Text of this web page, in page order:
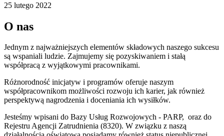
25 lutego 2022
O nas
Jednym z najważniejszych elementów składowych naszego sukcesu
są wspaniali ludzie. Zajmujemy się pozyskiwaniem i stałą
współpracą z wyjątkowymi pracownikami.
Różnorodność inicjatyw i programów oferuje naszym
współpracownikom możliwości rozwoju ich karier, jak również
perspektywą nagrodzenia i doceniania ich wysiłków.
Jesteśmy wpisani do Bazy Usług Rozwojowych - PARP, oraz do
Rejestru Agencji Zatrudnienia (8320). W związku z naszą